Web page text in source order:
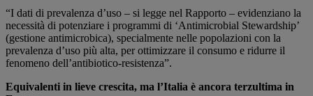
“I dati di prevalenza d’uso – si legge nel Rapporto – evidenziano la
necessità di potenziare i programmi di ‘Antimicrobial Stewardship’
(gestione antimicrobica), specialmente nelle popolazioni con la
prevalenza d’uso più alta, per ottimizzare il consumo e ridurre il
fenomeno dell’antibiotico-resistenza”.
Equivalenti in lieve crescita, ma l’Italia è ancora terzultima in